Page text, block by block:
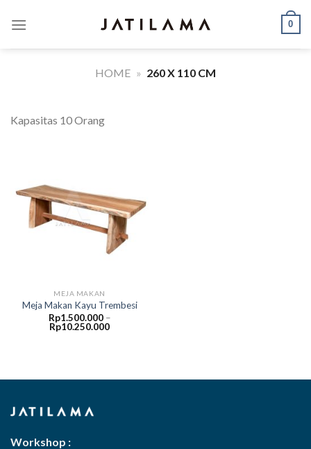
0
HOME » 260 X 110 CM
Kapasitas 10 Orang
MEJA MAKAN
Meja Makan Kayu Trembesi
Rp1.500.000 –
Rp10.250.000Rentang
Workshop :